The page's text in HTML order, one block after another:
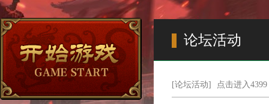
论坛活动
[论坛活动] 点击进入